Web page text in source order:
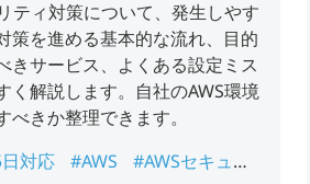
ティ対策について、発生しやす
策を進める基本的な流れ、目的
きサービス、よくある設定ミス
く解説します。自社のAWS環境
べきか整理できます。
対応
#AWS
#AWSセキュリ